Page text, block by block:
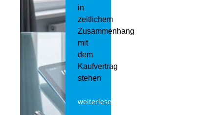
in
zeitlichem
Zusammenhang
mit
dem
Kaufvertrag
stehen
weiterlesen